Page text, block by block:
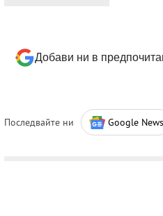
Добави ни в
Последвайте ни Google News